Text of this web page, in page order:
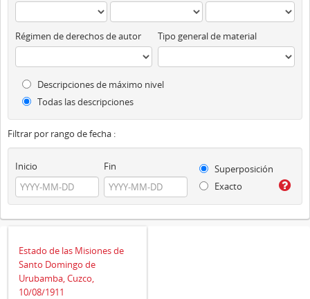
Régimen de derechos de autor Tipo general de material
Descripciones de máximo nivel
Todas las descripciones
Filtrar por rango de fecha :
Inicio Fin
Superposición
Exacto
Estado de las Misiones de
Santo Domingo de
Urubamba, Cuzco,
10/08/1911